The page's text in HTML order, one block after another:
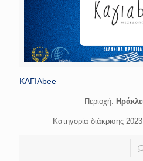
ΚΑΓΙΑbee
Περιοχή:
Κατηγορία διάκρισης